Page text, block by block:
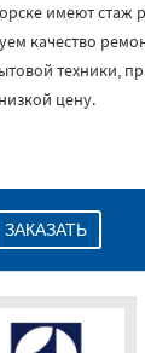
имеют стаж
качество
техники,
низкой цену.
ЗАКАЗАТЬ